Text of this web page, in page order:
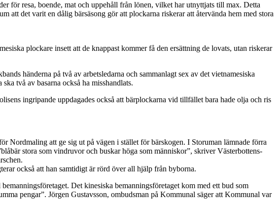
för resa, boende, mat och uppehåll från lönen, vilket har utnyttjats till max. Detta
att det varit en dålig bärsäsong gör att plockarna riskerar att återvända hem med stora
plockare insett att de knappast kommer få den ersättning de lovats, utan riskerar
händerna på två av arbetsledarna och sammanlagt sex av det vietnamesiska
två av basarna också ha misshandlats.
ingripande uppdagades också att bärplockarna vid tillfället bara hade olja och ris
Nordmaling att ge sig ut på vägen i stället för bärskogen. I Storuman lämnade förra
stora som vindruvor och buskar höga som människor”, skriver Västerbottens-
också att han samtidigt är rörd över all hjälp från byborna.
Det kinesiska bemanningsföretaget kom med ett bud som
pengar”. Jörgen Gustavsson, ombudsman på Kommunal säger att Kommunal var